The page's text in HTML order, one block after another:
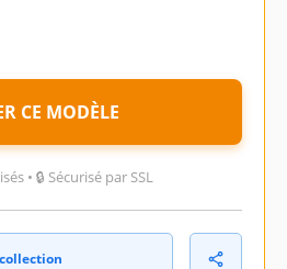
CE MODÈLE
• 🔒 Sécurisé par SSL